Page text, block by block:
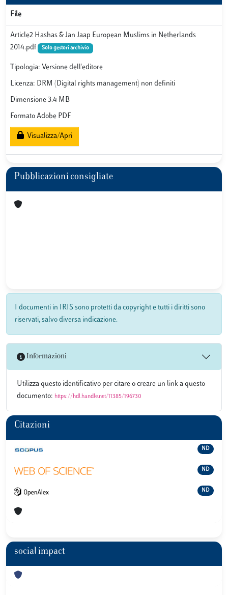
File
Article2 Hashas & Jan Jaap European Muslims in Netherlands
2014.pdf
Solo gestori archivio
Tipologia: Versione dell'editore
Licenza: DRM (Digital rights management) non definiti
Dimensione 3.4 MB
Formato Adobe PDF
Visualizza/Apri
Pubblicazioni consigliate
I documenti in IRIS sono protetti da copyright e tutti i diritti sono
riservati, salvo diversa indicazione.
Informazioni
Utilizza questo identificativo per citare o creare un link a questo
documento: https://hdl.handle.net/11385/196730
Citazioni
ND
ND
ND
social impact